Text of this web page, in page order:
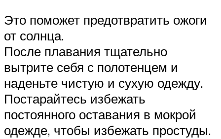
Это поможет предотвратить ожоги
от солнца.
После плавания тщательно
вытрите себя с полотенцем и
наденьте чистую и сухую одежду.
Постарайтесь избежать
постоянного оставания в мокрой
одежде, чтобы избежать простуды.